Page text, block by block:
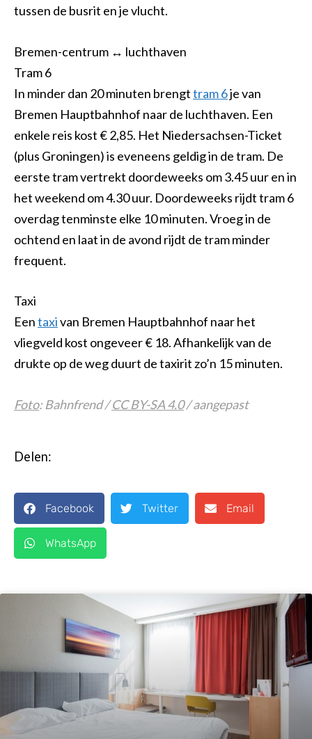
tussen de busrit en je vlucht.
Bremen-centrum ↔ luchthaven
Tram 6
In minder dan 20 minuten brengttram 6je van
Bremen Hauptbahnhof naar de luchthaven. Een
enkele reis kost € 2,85. Het Niedersachsen-Ticket
(plus Groningen) is eveneens geldig in de tram. De
eerste tram vertrekt doordeweeks om 3.45 uur en in
het weekend om 4.30 uur. Doordeweeks rijdt tram 6
overdag tenminste elke 10 minuten. Vroeg in de
ochtend en laat in de avond rijdt de tram minder
frequent.
Taxi
Eentaxivan Bremen Hauptbahnhof naar het
vliegveld kost ongeveer € 18. Afhankelijk van de
drukte op de weg duurt de taxirit zo’n 15 minuten.
Foto: Bahnfrend /CC BY-SA 4.0/ aangepast
Delen:
Facebook Twitter Email
WhatsApp